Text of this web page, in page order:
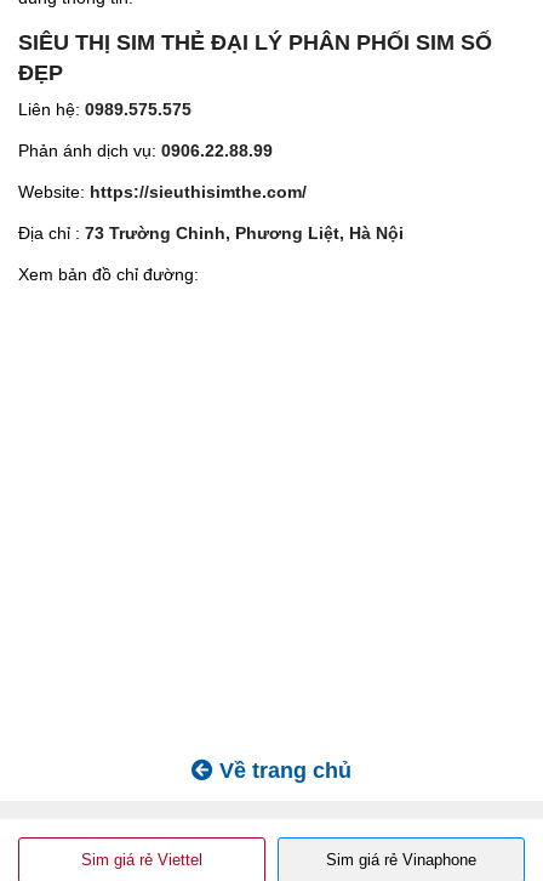
SIÊU THỊ SIM THẺ ĐẠI LÝ PHÂN PHỐI SIM SỐ
ĐẸP
Liên hệ: 0989.575.575
Phản ánh dịch vụ: 0906.22.88.99
Website: https://sieuthisimthe.com/
Địa chỉ : 73 Trường Chinh, Phương Liệt, Hà Nội
Xem bản đồ chỉ đường:
Về trang chủ
Sim giá rẻ Viettel Sim giá rẻ Vinaphone